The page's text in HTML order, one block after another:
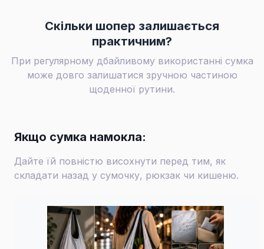
Скільки шопер залишається
практичним?
При регулярному дбайливому використанні сумка
може довго залишатися зручною частиною
щоденної рутини.
Якщо сумка намокла:
Дайте їй повністю висохнути перед тим, як
складати назад у сумочку, рюкзак чи кишеню.